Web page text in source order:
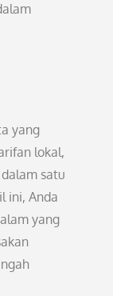
yang
lokal,
satu
ini, Anda
yang